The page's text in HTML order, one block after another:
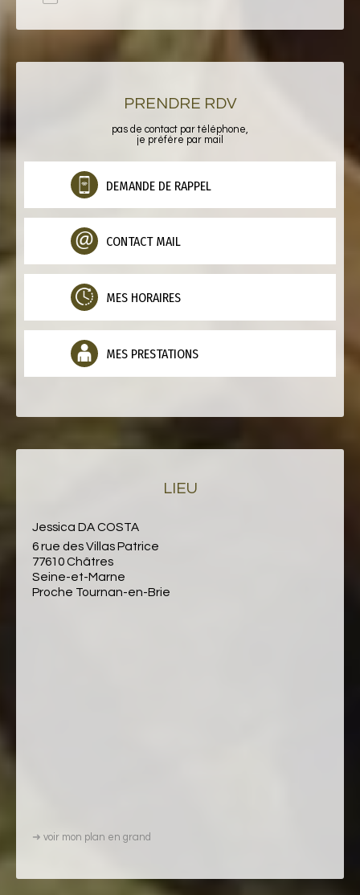
PRENDRE RDV
pas de contact par téléphone,
je préfère par mail
DEMANDE DE RAPPEL
CONTACT MAIL
MES HORAIRES
MES PRESTATIONS
LIEU
Jessica DA COSTA
6 rue des Villas Patrice
77610 Châtres
Seine-et-Marne
Proche Tournan-en-Brie
➜ voir mon plan en grand